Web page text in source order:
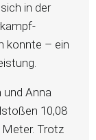
in der
konnte – ein
und Anna
10,08
Meter. Trotz